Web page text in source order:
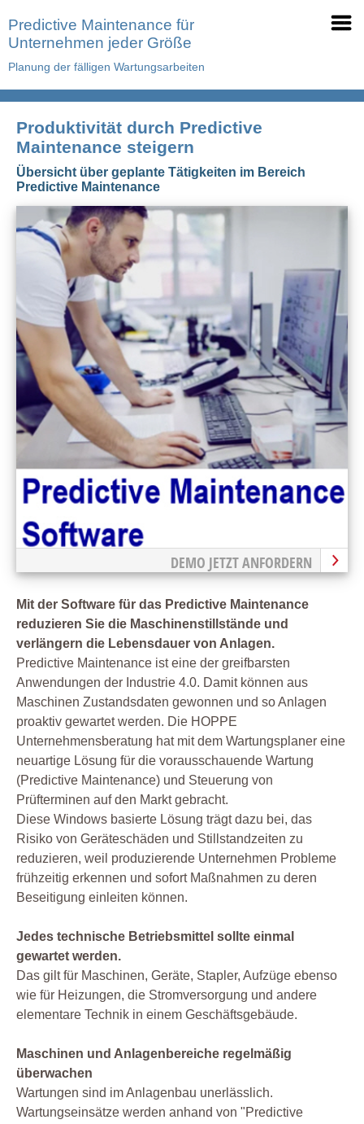
Predictive Maintenance für
Unternehmen jeder Größe
Planung der fälligen Wartungsarbeiten
Produktivität durch Predictive
Maintenance steigern
Übersicht über geplante Tätigkeiten im Bereich
Predictive Maintenance
DEMO JETZT ANFORDERN
Mit der Software für das Predictive Maintenance
reduzieren Sie die Maschinenstillstände und
verlängern die Lebensdauer von Anlagen.
Predictive Maintenance ist eine der greifbarsten
Anwendungen der Industrie 4.0. Damit können aus
Maschinen Zustandsdaten gewonnen und so Anlagen
proaktiv gewartet werden. Die HOPPE
Unternehmensberatung hat mit dem Wartungsplaner eine
neuartige Lösung für die vorausschauende Wartung
(Predictive Maintenance) und Steuerung von
Prüfterminen auf den Markt gebracht.
Diese Windows basierte Lösung trägt dazu bei, das
Risiko von Geräteschäden und Stillstandzeiten zu
reduzieren, weil produzierende Unternehmen Probleme
frühzeitig erkennen und sofort Maßnahmen zu deren
Beseitigung einleiten können.
Jedes technische Betriebsmittel sollte einmal
gewartet werden.
Das gilt für Maschinen, Geräte, Stapler, Aufzüge ebenso
wie für Heizungen, die Stromversorgung und andere
elementare Technik in einem Geschäftsgebäude.
Maschinen und Anlagenbereiche regelmäßig
überwachen
Wartungen sind im Anlagenbau unerlässlich.
Wartungseinsätze werden anhand von "Predictive